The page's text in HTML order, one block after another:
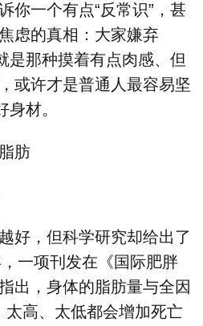
你一个有点“反常识”，甚
虑的真相：大家嫌弃
那种摸着有点肉感、但
或许才是普通人最容易坚
身材。
肪
好，但科学研究却给出了
一项刊发在《国际肥胖
出，身体的脂肪量与全因
高、太低都会增加死亡